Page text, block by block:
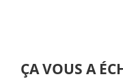
ÇA VOUS A